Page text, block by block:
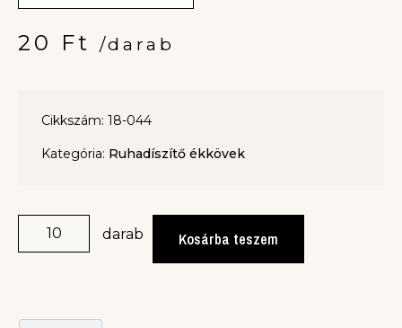
20 Ft /darab
Cikkszám: 18-044
Kategória: Ruhadíszítő ékkövek
darab Kosárba teszem